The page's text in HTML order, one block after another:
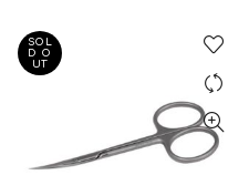
SOL
D O
UT